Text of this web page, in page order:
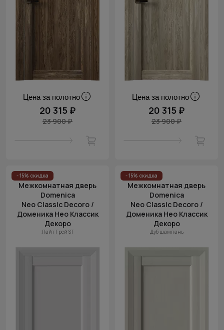
Цена за полотно
20 315 ₽
23 900 ₽
Цена за полотно
20 315 ₽
23 900 ₽
- 15% скидка
Межкомнатная дверь
Domenica
Neo Classic Decoro /
Доменика Нео Классик
Декоро
Лайт Грей ST
- 15% скидка
Межкомнатная дверь
Domenica
Neo Classic Decoro /
Доменика Нео Классик
Декоро
Дуб шампань